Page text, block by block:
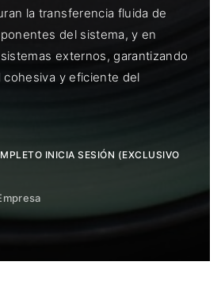
la transferencia fluida de
del sistema, y en
externos, garantizando
cohesiva y eficiente del
INICIA SESIÓN (EXCLUSIVO